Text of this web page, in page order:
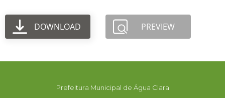
DOWNLOAD PREVIEW
Prefeitura Municipal de Água Clara